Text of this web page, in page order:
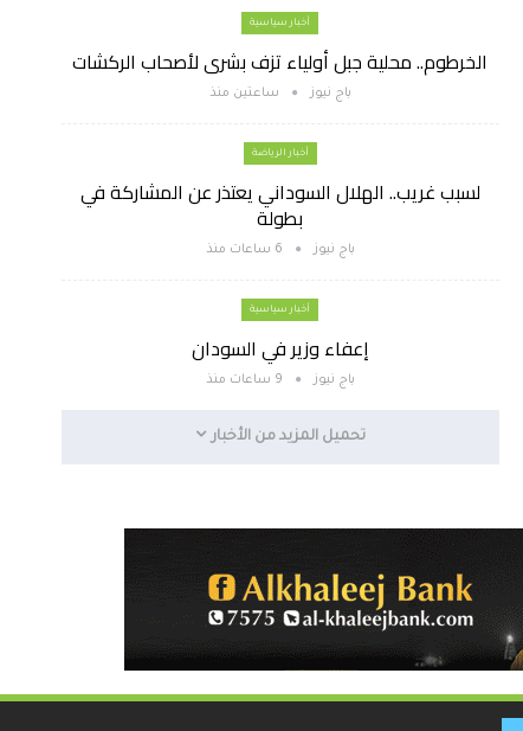
أخبار سياسية
الخرطوم.. محلية جبل أولياء تزف بشرى لأصحاب الركشات
باج نيوز ساعتين منذ
أخبار الرياضة
لسبب غريب.. الهلال السوداني يعتذر عن المشاركة في
بطولة
باج نيوز 6 ساعات منذ
أخبار سياسية
إعفاء وزير في السودان
باج نيوز 9 ساعات منذ
تحميل المزيد من الأخبار